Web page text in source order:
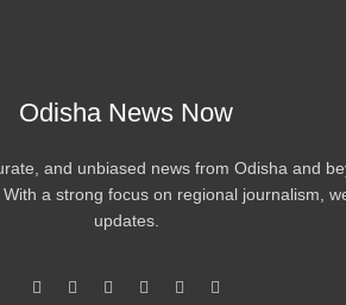
Odisha News Now
and unbiased news from Odisha and
a strong focus on regional journalism,
updates.